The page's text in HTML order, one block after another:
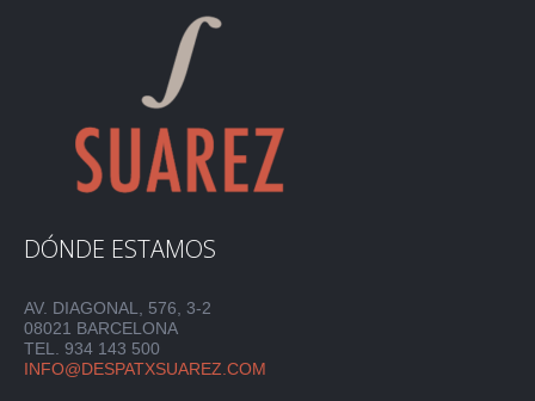
DÓNDE ESTAMOS
AV. DIAGONAL, 576, 3-2
08021 BARCELONA
TEL. 934 143 500
INFO@DESPATXSUAREZ.COM